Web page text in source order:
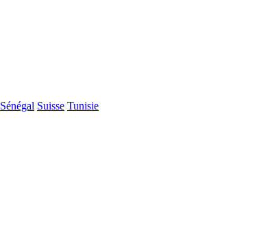
Sénégal Suisse Tunisie